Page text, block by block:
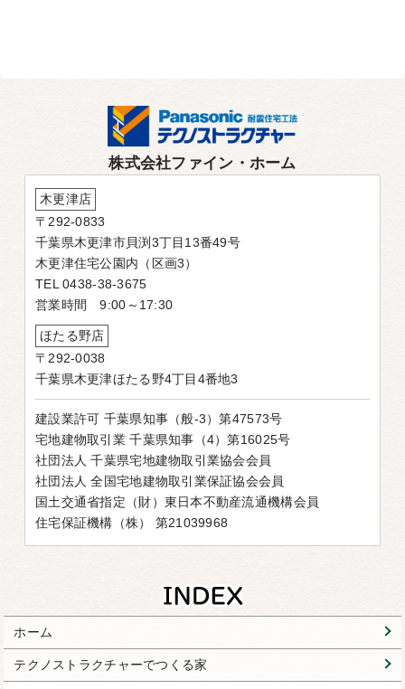
株式会社ファイン・ホーム
木更津店
〒292-0833
千葉県木更津市貝渕3丁目13番49号
木更津住宅公園内（区画3）
TEL 0438-38-3675
営業時間 9:00～17:30
ほたる野店
〒292-0038
千葉県木更津ほたる野4丁目4番地3
建設業許可 千葉県知事（般-3）第47573号
宅地建物取引業 千葉県知事（4）第16025号
社団法人 千葉県宅地建物取引業協会会員
社団法人 全国宅地建物取引業保証協会会員
国土交通省指定（財）東日本不動産流通機構会員
住宅保証機構（株） 第21039968
ホーム
テクノストラクチャーでつくる家